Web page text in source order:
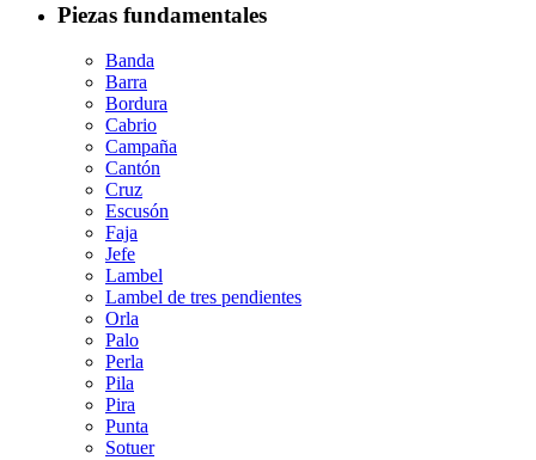
Piezas fundamentales
Banda
Barra
Bordura
Cabrio
Campaña
Cantón
Cruz
Escusón
Faja
Jefe
Lambel
Lambel de tres pendientes
Orla
Palo
Perla
Pila
Pira
Punta
Sotuer